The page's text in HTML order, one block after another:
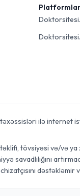
Platformlar
ilə internet
tövsiyəsi və/və ya
savadlılığını
dəstəkləmir